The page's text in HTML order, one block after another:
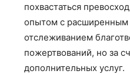
похвастаться
опытом с расширенным
отслеживанием
пожертвований, но за
дополнительных услуг.